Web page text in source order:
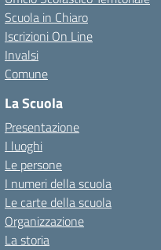
Scuola in Chiaro
Iscrizioni On Line
Invalsi
Comune
La Scuola
Presentazione
I luoghi
Le persone
I numeri della scuola
Le carte della scuola
Organizzazione
La storia